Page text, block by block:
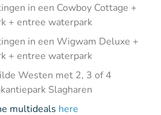
in een Cowboy Cottage +
+ entree waterpark
in een Wigwam Deluxe +
+ entree waterpark
Westen met 2, 3 of 4
Slagharen
multideals here